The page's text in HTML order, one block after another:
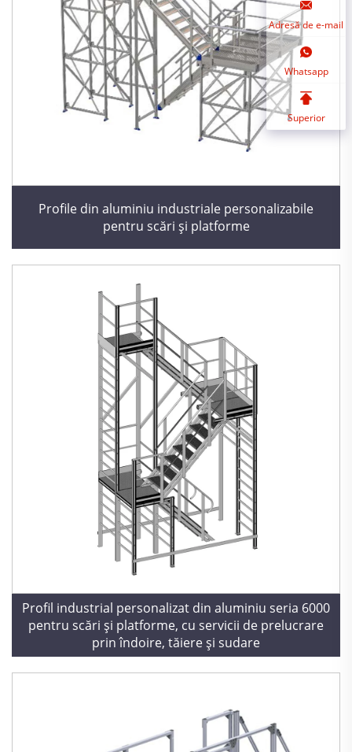
Profile din aluminiu industriale personalizabile
pentru scări și platforme
Profil industrial personalizat din aluminiu seria 6000
pentru scări și platforme, cu servicii de prelucrare
prin îndoire, tăiere și sudare
Adresă de e-mail
Whatsapp
Superior